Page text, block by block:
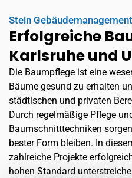
Stein Gebäudemanagement
Erfolgreiche
Karlsruhe und
Die Baumpflege ist eine
Bäume gesund zu erhalten
städtischen und privaten
Durch regelmäßige Pflege
Baumschnitttechniken
bester Form bleiben. In
zahlreiche Projekte
hohen Standard